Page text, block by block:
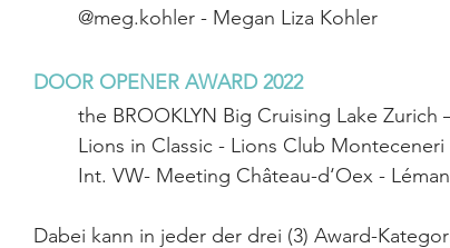
@meg.kohler - Megan Liza Kohler
DOOR OPENER AWARD 2022
the BROOKLYN Big Cruising Lake Zurich
Lions in Classic - Lions Club Monteceneri
Int. VW- Meeting Château-d‘Oex -
Dabei kann in jeder der drei (3) Award-